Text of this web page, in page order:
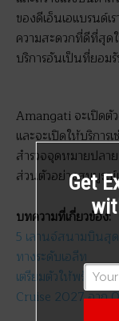
ของดีเอ็นเอแบรนด์
ความสะดวกที่ดีที่สุด
บริการอันเป็นที่ยอม
Amangati จะเปิดตั
และจะเปิดให้บริการ
สำรวจจุดหมายปลา
ส่วนตัวอย่างสมบูร
บทความที่เกี่ยวข้อง:
5 เลานจ์สนามบินสุ
ทางระดับเอลีท
เตรียมตัวให้พร้อม
Cruise 2027 จาก
Get